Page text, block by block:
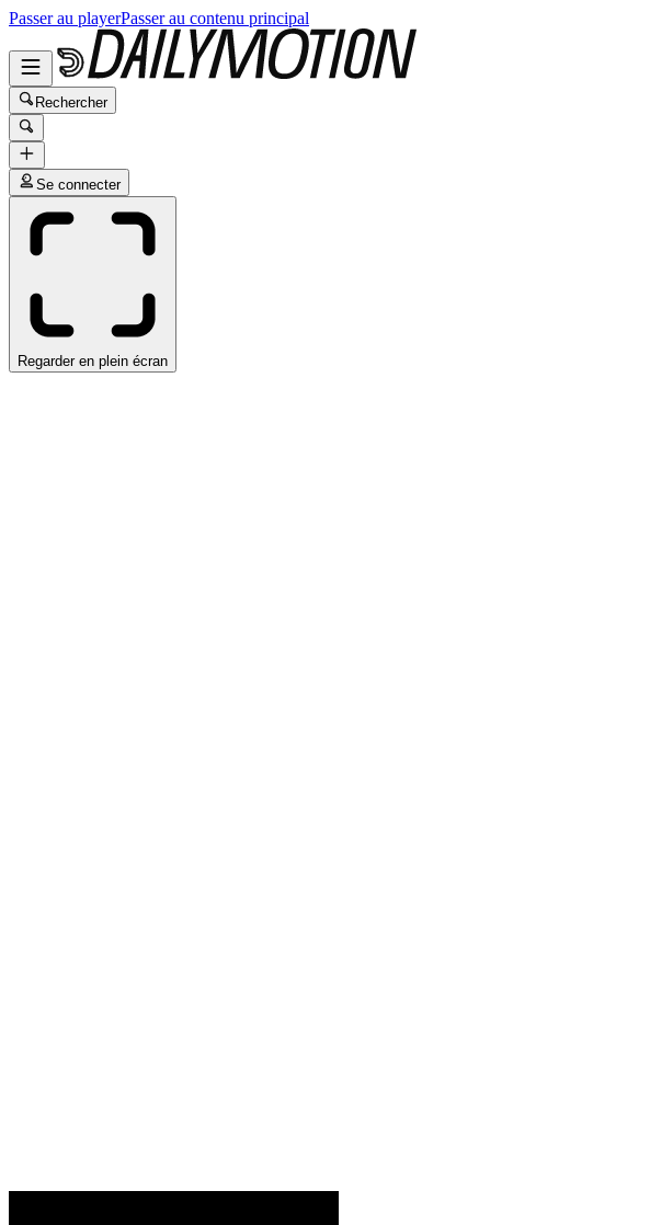
Passer au playerPasser au contenu principal
Rechercher
Se connecter
Regarder en plein écran